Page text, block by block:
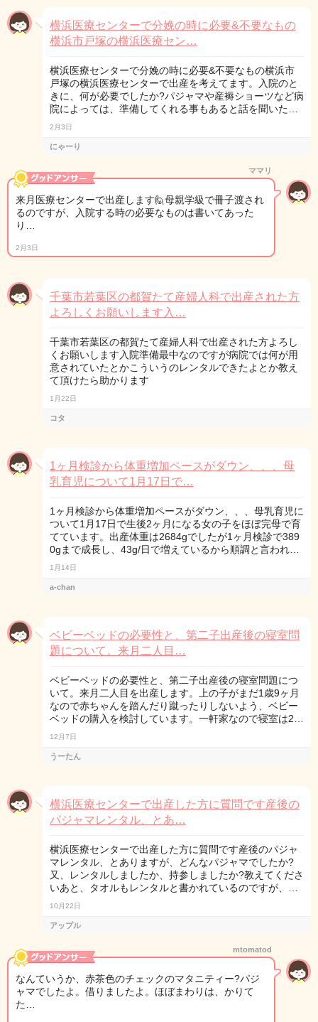
横浜医療センターで分娩の時に必要&不要なもの
横浜市戸塚の横浜医療セン…
横浜医療センターで分娩の時に必要&不要なもの横浜市
戸塚の横浜医療センターで出産を考えてます。入院のと
きに、何が必要でしたか?パジャマや産褥ショーツなど病
院によっては、準備してくれる事もあると話を聞いた…
2月3日
にゃーり
ママリ
来月医療センターで出産します🙋母親学級で冊子渡され
るのですが、入院する時の必要なものは書いてあった
り…
2月3日
千葉市若葉区の都賀たて産婦人科で出産された方
よろしくお願いします入…
千葉市若葉区の都賀たて産婦人科で出産された方よろし
くお願いします入院準備最中なのですが病院では何が用
意されていたとかこういうのレンタルできたよとか教え
て頂けたら助かります
1月22日
コタ
1ヶ月検診から体重増加ペースがダウン、、、母
乳育児について1月17日で…
1ヶ月検診から体重増加ペースがダウン、、、母乳育児に
ついて1月17日で生後2ヶ月になる女の子をほぼ完母で育
てています。出産体重は2684gでしたが1ヶ月検診で389
0gまで成長し、43g/日で増えているから順調と言われ…
1月14日
a-chan
ベビーベッドの必要性と、第二子出産後の寝室問
題について。来月二人目…
ベビーベッドの必要性と、第二子出産後の寝室問題につ
いて。来月二人目を出産します。上の子がまだ1歳9ヶ月
なので赤ちゃんを踏んだり蹴ったりしないよう、ベビー
ベッドの購入を検討しています。一軒家なので寝室は2…
12月7日
うーたん
横浜医療センターで出産した方に質問です産後の
パジャマレンタル、とあ…
横浜医療センターで出産した方に質問です産後のパジャ
マレンタル、とありますが、どんなパジャマでしたか?
又、レンタルしましたか、持参しましたか?教えてくださ
いあと、タオルもレンタルと書かれているのですが、…
10月22日
アップル
mtomatod
なんていうか、赤茶色のチェックのマタニティー?パジ
ャマでしたよ。借りましたよ。ほぼまわりは、かりて
た…